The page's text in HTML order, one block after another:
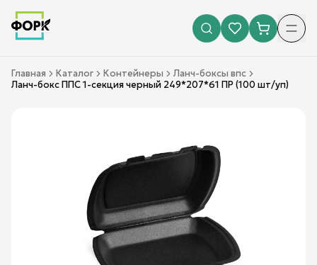
Главная Каталог Контейнеры
Ланч-боксы впс
Ланч-бокс ППС 1-секция черный 249*207*61 ПР (100 шт/уп)